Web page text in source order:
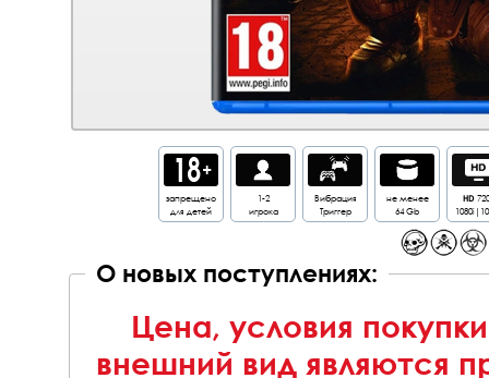
запрещено
для детей
1-2
игрока
Вибрация
Триггер
не менее
64 Gb
HD
О новых поступлениях:
Цена, условия
внешний вид являются